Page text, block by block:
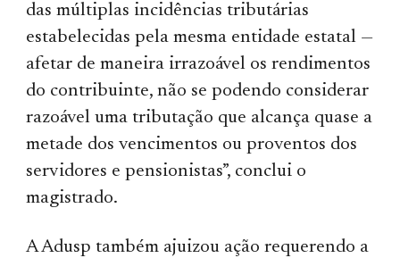
das múltiplas incidências tributárias
estabelecidas pela mesma entidade estatal —
afetar de maneira irrazoável os rendimentos
do contribuinte, não se podendo considerar
razoável uma tributação que alcança quase a
metade dos vencimentos ou proventos dos
servidores e pensionistas”, conclui o
magistrado.
A Adusp também ajuizou ação requerendo a